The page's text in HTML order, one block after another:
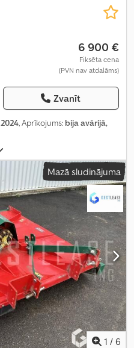
6 900 €
Fiksēta cena
(PVN nav atdalāms)
Zvanīt
2024, Aprīkojums: bija avārijā,
Mazā sludinājuma
1 / 6